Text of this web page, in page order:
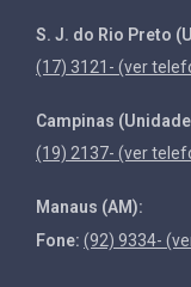
S. J. do Rio Preto
(17) 3121- (ver
Campinas
(19) 2137- (ver
Manaus (AM):
Fone: (92) 9334-